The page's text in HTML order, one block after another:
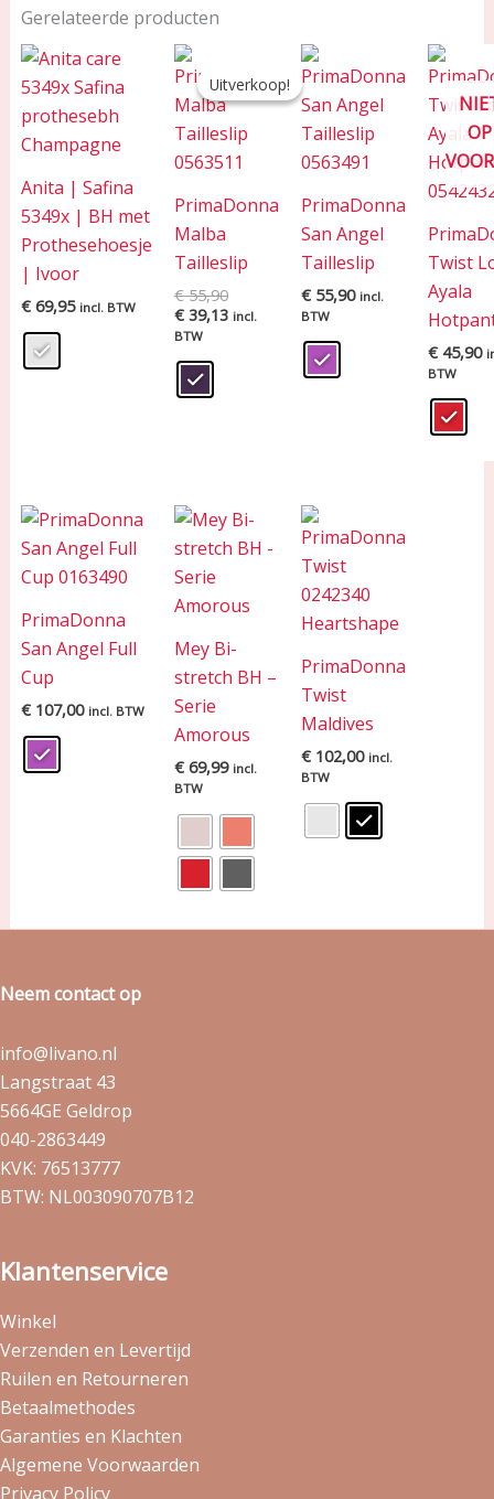
Gerelateerde producten
Anita | Safina
5349x | BH met
Prothesehoesje
| Ivoor
€69,95 incl. BTW
Uitverkoop!
Uitverkoop!
PrimaDonna
Malba
Tailleslip
€55,90
Oorspronkelijke
was:
€ 55,90.
€39,13
is:
€ 39,13.
incl.
BTW
PrimaDonna
San Angel
Tailleslip
€55,90 incl.
BTW
OP
Twist
Ayala
€45,90
BTW
PrimaDonna
San Angel Full
Cup
€107,00 incl. BTW
Mey Bi-
stretch BH –
Serie
Amorous
€69,99 incl.
BTW
PrimaDonna
Twist
Maldives
€102,00 incl.
BTW
Neem contact op
info@livano.nl
Langstraat 43
5664GE Geldrop
040-2863449
KVK: 76513777
BTW: NL003090707B12
Klantenservice
Winkel
Verzenden en Levertijd
Ruilen en Retourneren
Betaalmethodes
Garanties en Klachten
Algemene Voorwaarden
Privacy Policy